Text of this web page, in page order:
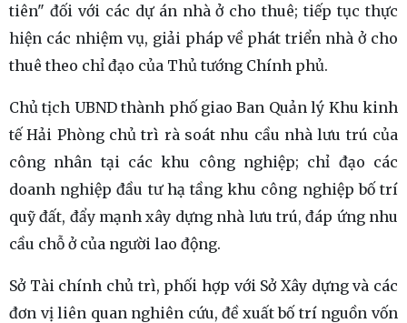
tiên" đối với các dự án nhà ở cho thuê; tiếp tục thực
hiện các nhiệm vụ, giải pháp về phát triển nhà ở cho
thuê theo chỉ đạo của Thủ tướng Chính phủ.
Chủ tịch UBND thành phố giao Ban Quản lý Khu kinh
tế Hải Phòng chủ trì rà soát nhu cầu nhà lưu trú của
công nhân tại các khu công nghiệp; chỉ đạo các
doanh nghiệp đầu tư hạ tầng khu công nghiệp bố trí
quỹ đất, đẩy mạnh xây dựng nhà lưu trú, đáp ứng nhu
cầu chỗ ở của người lao động.
Sở Tài chính chủ trì, phối hợp với Sở Xây dựng và các
đơn vị liên quan nghiên cứu, đề xuất bố trí nguồn vốn